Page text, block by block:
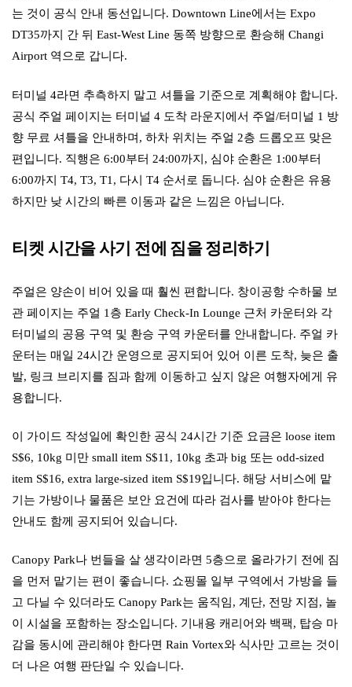
는 것이 공식 안내 동선입니다. Downtown Line에서는 Expo
DT35까지 간 뒤 East-West Line 동쪽 방향으로 환승해 Changi
Airport 역으로 갑니다.
터미널 4라면 추측하지 말고 셔틀을 기준으로 계획해야 합니다.
공식 주얼 페이지는 터미널 4 도착 라운지에서 주얼/터미널 1 방
향 무료 셔틀을 안내하며, 하차 위치는 주얼 2층 드롭오프 맞은
편입니다. 직행은 6:00부터 24:00까지, 심야 순환은 1:00부터
6:00까지 T4, T3, T1, 다시 T4 순서로 돕니다. 심야 순환은 유용
하지만 낮 시간의 빠른 이동과 같은 느낌은 아닙니다.
티켓 시간을 사기 전에 짐을 정리하기
주얼은 양손이 비어 있을 때 훨씬 편합니다. 창이공항 수하물 보
관 페이지는 주얼 1층 Early Check-In Lounge 근처 카운터와 각
터미널의 공용 구역 및 환승 구역 카운터를 안내합니다. 주얼 카
운터는 매일 24시간 운영으로 공지되어 있어 이른 도착, 늦은 출
발, 링크 브리지를 짐과 함께 이동하고 싶지 않은 여행자에게 유
용합니다.
이 가이드 작성일에 확인한 공식 24시간 기준 요금은 loose item
S$6, 10kg 미만 small item S$11, 10kg 초과 big 또는 odd-sized
item S$16, extra large-sized item S$19입니다. 해당 서비스에 맡
기는 가방이나 물품은 보안 요건에 따라 검사를 받아야 한다는
안내도 함께 공지되어 있습니다.
Canopy Park나 번들을 살 생각이라면 5층으로 올라가기 전에 짐
을 먼저 맡기는 편이 좋습니다. 쇼핑몰 일부 구역에서 가방을 들
고 다닐 수 있더라도 Canopy Park는 움직임, 계단, 전망 지점, 놀
이 시설을 포함하는 장소입니다. 기내용 캐리어와 백팩, 탑승 마
감을 동시에 관리해야 한다면 Rain Vortex와 식사만 고르는 것이
더 나은 여행 판단일 수 있습니다.